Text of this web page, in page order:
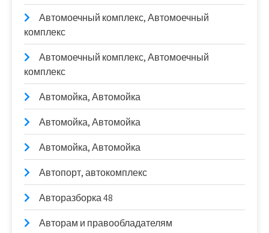
Автомоечный комплекс, Автомоечный
комплекс
Автомоечный комплекс, Автомоечный
комплекс
Автомойка, Автомойка
Автомойка, Автомойка
Автомойка, Автомойка
Автопорт, автокомплекс
Авторазборка 48
Авторам и правообладателям